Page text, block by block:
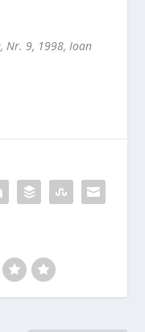
Nr. 9, 1998, Ioan